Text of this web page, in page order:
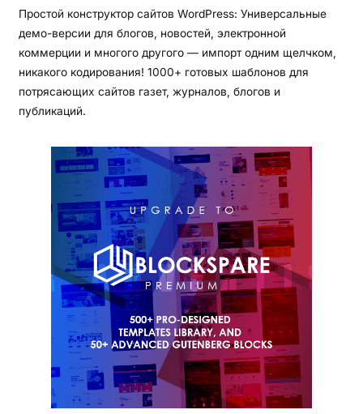
Простой конструктор сайтов WordPress: Универсальные
демо-версии для блогов, новостей, электронной
коммерции и многого другого — импорт одним щелчком,
никакого кодирования! 1000+ готовых шаблонов для
потрясающих сайтов газет, журналов, блогов и
публикаций.